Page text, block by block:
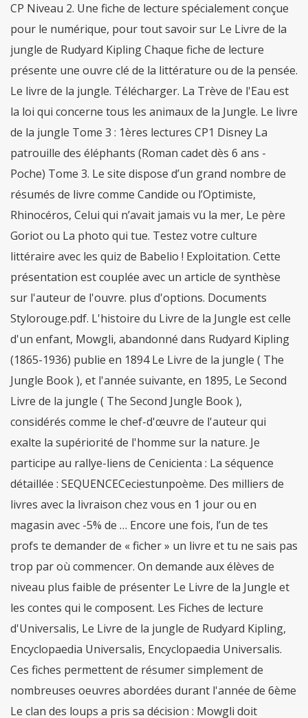
CP Niveau 2. Une fiche de lecture spécialement conçue
pour le numérique, pour tout savoir sur Le Livre de la
jungle de Rudyard Kipling Chaque fiche de lecture
présente une ouvre clé de la littérature ou de la pensée.
Le livre de la jungle. Télécharger. La Trève de l'Eau est
la loi qui concerne tous les animaux de la Jungle. Le livre
de la jungle Tome 3 : 1ères lectures CP1 Disney La
patrouille des éléphants (Roman cadet dès 6 ans -
Poche) Tome 3. Le site dispose d’un grand nombre de
résumés de livre comme Candide ou l’Optimiste,
Rhinocéros, Celui qui n’avait jamais vu la mer, Le père
Goriot ou La photo qui tue. Testez votre culture
littéraire avec les quiz de Babelio ! Exploitation. Cette
présentation est couplée avec un article de synthèse
sur l'auteur de l'ouvre. plus d'options. Documents
Stylorouge.pdf. L'histoire du Livre de la Jungle est celle
d'un enfant, Mowgli, abandonné dans Rudyard Kipling
(1865-1936) publie en 1894 Le Livre de la jungle ( The
Jungle Book ), et l'année suivante, en 1895, Le Second
Livre de la jungle ( The Second Jungle Book ),
considérés comme le chef-d'œuvre de l'auteur qui
exalte la supériorité de l'homme sur la nature. Je
participe au rallye-liens de Cenicienta : La séquence
détaillée : SEQUENCECeciestunpoème. Des milliers de
livres avec la livraison chez vous en 1 jour ou en
magasin avec -5% de … Encore une fois, l’un de tes
profs te demander de « ficher » un livre et tu ne sais pas
trop par où commencer. On demande aux élèves de
niveau plus faible de présenter Le Livre de la Jungle et
les contes qui le composent. Les Fiches de lecture
d'Universalis, Le Livre de la jungle de Rudyard Kipling,
Encyclopaedia Universalis, Encyclopaedia Universalis.
Ces fiches permettent de résumer simplement de
nombreuses oeuvres abordées durant l'année de 6ème
Le clan des loups a pris sa décision : Mowgli doit